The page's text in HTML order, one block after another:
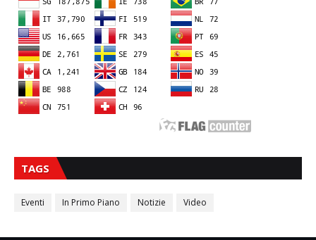
TAGS
Eventi In Primo Piano Notizie Video